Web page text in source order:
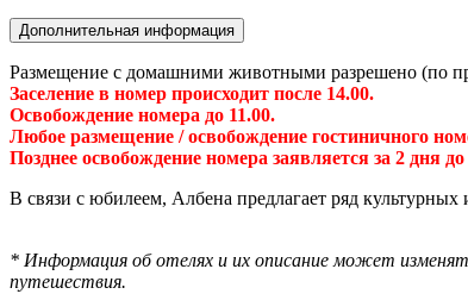
Дополнительная информация
Размещение с домашними животными разрешено (по
Заселение в номер происходит после 14.00.
Освобождение номера до 11.00.
Любое размещение / освобождение гостиничного
Позднее освобождение номера заявляется за 2 дня
В связи с юбилеем, Албена предлагает ряд
* Информация об отелях и их описание может
путешествия.